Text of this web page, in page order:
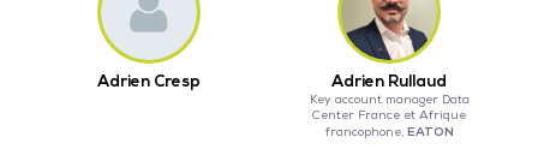
Adrien Cresp Adrien Rullaud
Key account manager Data
Center France et Afrique
francophone, EATON